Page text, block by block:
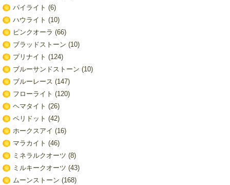
パイライト (6)
ハウライト (10)
ピンクオーラ (66)
ブラッドストーン (10)
プリナイト (124)
ブルーサンドストーン (10)
ブルーレース (147)
フローライト (120)
ヘマタイト (26)
ペリドット (42)
ホークスアイ (16)
マラカイト (46)
ミネラルクオーツ (8)
ミルキークオーツ (43)
ムーンストーン (168)